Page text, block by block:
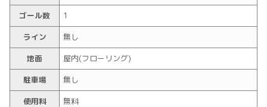
ゴール数
1
ライン
無し
地面
屋内(フローリング)
駐車場
無し
使用料
無料